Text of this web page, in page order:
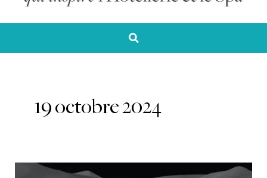
19 octobre 2024
Matrix